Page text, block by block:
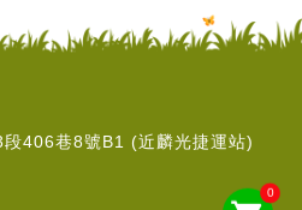
0
406巷8號B1 (近麟光捷運站)